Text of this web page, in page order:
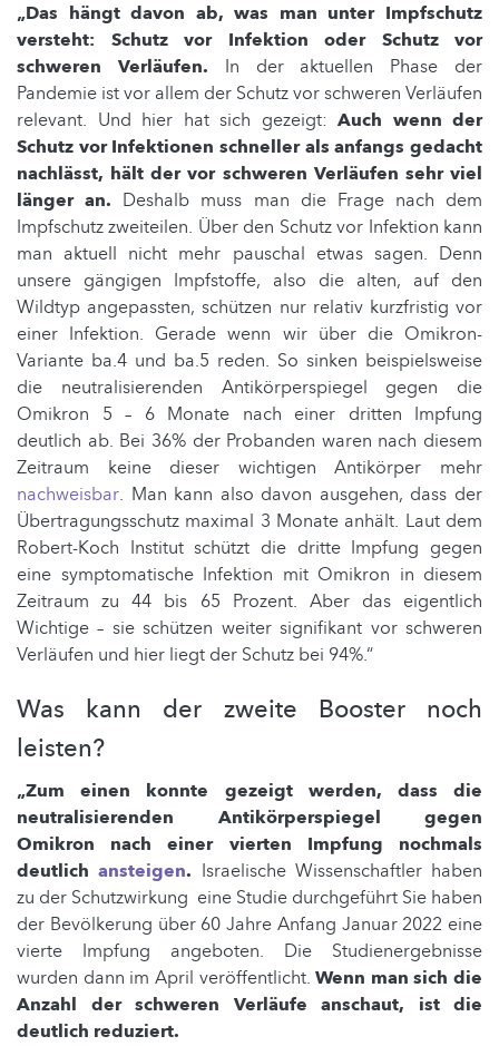
„Das hängt davon ab, was man unter Impfschutz
versteht: Schutz vor Infektion oder Schutz vor
schweren Verläufen. In der aktuellen Phase der
Pandemie ist vor allem der Schutz vor schweren Verläufen
relevant. Und hier hat sich gezeigt: Auch wenn der
Schutz vor Infektionen schneller als anfangs gedacht
nachlässt, hält der vor schweren Verläufen sehr viel
länger an. Deshalb muss man die Frage nach dem
Impfschutz zweiteilen. Über den Schutz vor Infektion kann
man aktuell nicht mehr pauschal etwas sagen. Denn
unsere gängigen Impfstoffe, also die alten, auf den
Wildtyp angepassten, schützen nur relativ kurzfristig vor
einer Infektion. Gerade wenn wir über die Omikron-
Variante ba.4 und ba.5 reden. So sinken beispielsweise
die neutralisierenden Antikörperspiegel gegen die
Omikron 5 – 6 Monate nach einer dritten Impfung
deutlich ab. Bei 36% der Probanden waren nach diesem
Zeitraum keine dieser wichtigen Antikörper mehr
nachweisbar. Man kann also davon ausgehen, dass der
Übertragungsschutz maximal 3 Monate anhält. Laut dem
Robert-Koch Institut schützt die dritte Impfung gegen
eine symptomatische Infektion mit Omikron in diesem
Zeitraum zu 44 bis 65 Prozent. Aber das eigentlich
Wichtige – sie schützen weiter signifikant vor schweren
Verläufen und hier liegt der Schutz bei 94%.“
Was kann der zweite Booster noch
leisten?
„Zum einen konnte gezeigt werden, dass die
neutralisierenden Antikörperspiegel gegen
Omikron nach einer vierten Impfung nochmals
deutlichansteigen. Israelische Wissenschaftler haben
zu der Schutzwirkung eine Studie durchgeführt Sie haben
der Bevölkerung über 60 Jahre Anfang Januar 2022 eine
vierte Impfung angeboten. Die Studienergebnisse
wurden dann im April veröffentlicht.Wenn man sich die
Anzahl der schweren Verläufe anschaut, ist die
deutlich reduziert.